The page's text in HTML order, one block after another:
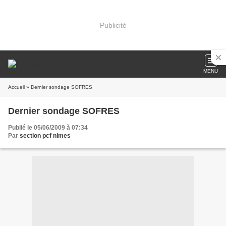
Publicité
MENU
Accueil » Dernier sondage SOFRES
Dernier sondage SOFRES
Publié le 05/06/2009 à 07:34
Par section pcf nimes